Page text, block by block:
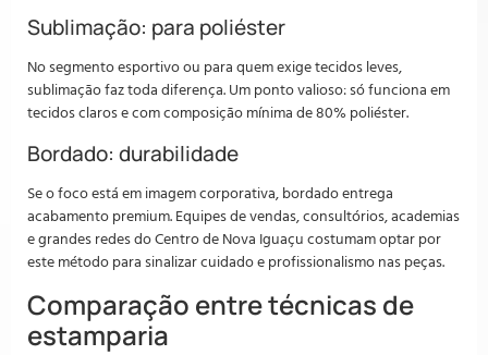
Sublimação: para poliéster
No segmento esportivo ou para quem exige tecidos leves,
sublimação faz toda diferença. Um ponto valioso: só funciona em
tecidos claros e com composição mínima de 80% poliéster.
Bordado: durabilidade
Se o foco está em imagem corporativa, bordado entrega
acabamento premium. Equipes de vendas, consultórios, academias
e grandes redes do Centro de Nova Iguaçu costumam optar por
este método para sinalizar cuidado e profissionalismo nas peças.
Comparação entre técnicas de
estamparia